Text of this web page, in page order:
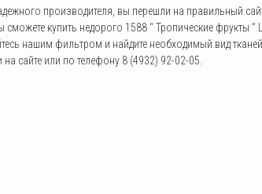
производителя, вы перешли на правильный
сможете купить недорого 1588 " Тропические фрукты
нашим фильтром и найдите необходимый вид
сайте или по телефону 8 (4932) 92-02-05.